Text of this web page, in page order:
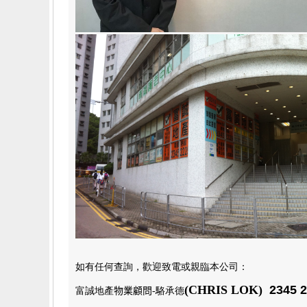
如有任何查詢，歡迎致電或親臨本公司 ：
富誠地產物業顧問-駱承德(CHRIS LOK) 2345